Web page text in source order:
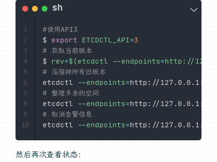
#使用API3
$ export ETCDCTL_API=3
# 获取当前版本
$ rev=$(etcdctl --endpoints=http://
# 压缩掉所有旧版本
etcdctl --endpoints=http://
# 整理多余的空间
etcdctl --endpoints=
# 取消告警信息
etcdctl --endpoints=
1
2
3
4
5
6
7
8
9
10
然后再次查看状态：